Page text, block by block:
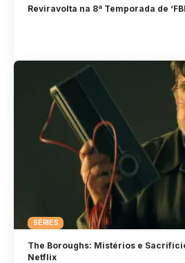
Reviravolta na 8ª Temporada de
SÉRIES
The Boroughs: Mistérios e
Netflix